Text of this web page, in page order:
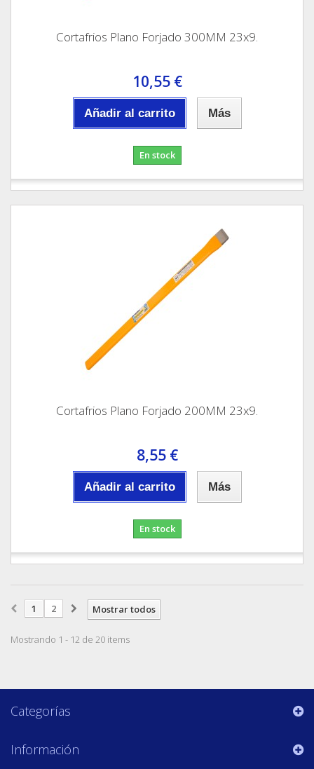
Cortafrios Plano Forjado 300MM 23x9.
10,55 €
Añadir al carrito Más
En stock
Cortafrios Plano Forjado 200MM 23x9.
8,55 €
Añadir al carrito Más
En stock
Mostrar todos
1 2
Mostrando 1 - 12 de 20 items
Categorías
Información